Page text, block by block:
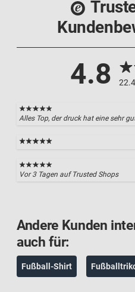
4.8
Alles Top, der druck hat eine sehr
Vor 3 Tagen auf Trusted Shops
Andere Kunden
auch für:
Fußball-Shirt